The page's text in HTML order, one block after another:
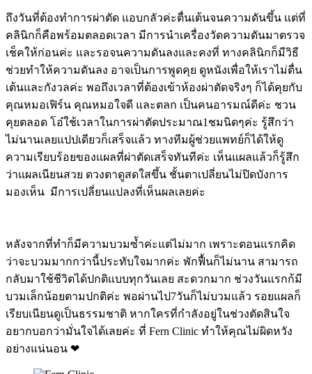
ถึงวันที่ต้องทำการผ่าตัด แอบกลัวค่ะตื่นเต้นจนความดันขึ้น แต่ที่
คลินิกก็คือพร้อมตลอดเวลา มีการนำเครื่องวัดความดันมาตรวจ
เช็คให้ก่อนค่ะ และรอจนความดันลงและคงที่ ทางคลินิกก็มีวิธี
ช่วยทำให้ความดันลง อาจเป็นการพูดคุย ดูหนังเพื่อให้เราไม่ตื่น
เต้นและกังวลค่ะ พอถึงเวลาที่ต้องเข้าห้องผ่าตัดจริงๆ ก็ได้คุยกับ
คุณหมอเฟิร์น คุณหมอใจดี และตลก เป็นคนอารมณ์ดีค่ะ ชวน
คุยตลอด โอ๋ใช้เวลาในการผ่าตัดประมาณ1ชมนิดๆค่ะ รู้สึกว่า
ไม่นานเลยแปปเดียวก็เสร็จแล้ว ทางทีมผู้ช่วยแพทย์ก็ได้ให้ดู
ความเรียบร้อยของแผลที่ผ่าตัดเสร็จทันทีค่ะ เห็นแผลแล้วก็รู้สึก
ว่าแผลเนียนสวย ดวงตาดูสดใสขึ้น ชั้นตาเปลี่ยนไม่ปิดบังการ
มองเห็น มีการเปลี่ยนแปลงที่เห็นผลเลยค่ะ
หลังจากที่ทำก็มีความบวมซ้ำค่ะแต่ไม่มาก เพราะตอนแรกคิด
ว่าจะบวมมากกว่านี้ประทับใจมากค่ะ พักฟื้นก็ไม่นาน สามารถ
กลับมาใช้ชีวิตได้ปกติแบบทุกวันเลย สะดวกมาก ช่วงวันแรกก้มี
บวมเล็กน้อยตามปกติค่ะ พอผ่านไป7วันก็ไม่บวมแล้ว รอยแผลก็
เรียบเนียนดูเป็นธรรมชาติ หากใครที่กำลังอยู่ในช่วงตัดสินใจ
อยากบอกว่ามั่นใจได้เลยค่ะ ที่ Fern Clinic ทำให้คุณไม่ผิดหวัง
อย่างแน่นอน ❤